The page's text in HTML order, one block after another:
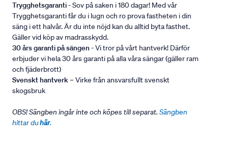
Trygghetsgaranti- Sov på saken i 180 dagar! Med vår
Trygghetsgaranti får du i lugn och ro prova fastheten i din
säng i ett halvår. Är du inte nöjd kan du alltid byta fasthet.
Gäller vid köp av madrasskydd.
30 års garanti på sängen - Vi tror på vårt hantverk! Därför
erbjuder vi hela 30 års garanti på alla våra sängar (gäller ram
och fjäderbrott)
Svenskt hantverk– Virke från ansvarsfullt svenskt
skogsbruk
OBS! Sängben ingår inte och köpes till separat. Sängben
hittar duhär.